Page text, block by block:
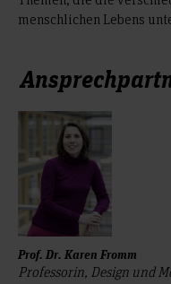
menschlichen Lebens
Prof. Dr. Karen Fromm
Professorin, Design und